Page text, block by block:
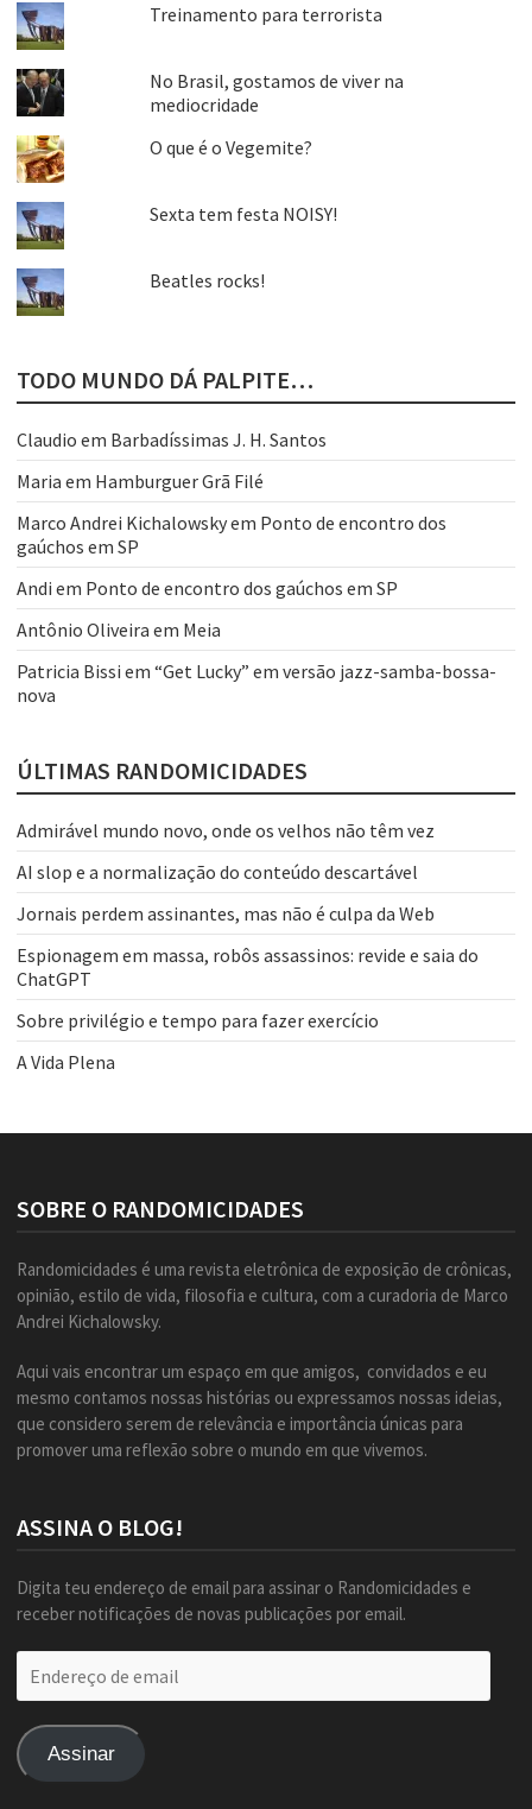
Treinamento para terrorista
No Brasil, gostamos de viver na
mediocridade
O que é o Vegemite?
Sexta tem festa NOISY!
Beatles rocks!
TODO MUNDO DÁ PALPITE…
Claudio em Barbadíssimas J. H. Santos
Maria em Hamburguer Grã Filé
Marco Andrei Kichalowskyem Ponto de encontro dos
gaúchos em SP
Andi em Ponto de encontro dos gaúchos em SP
Antônio Oliveira em Meia
Patricia Bissi em “Get Lucky” em versão jazz-samba-bossa-
nova
ÚLTIMAS RANDOMICIDADES
Admirável mundo novo, onde os velhos não têm vez
AI slop e a normalização do conteúdo descartável
Jornais perdem assinantes, mas não é culpa da Web
Espionagem em massa, robôs assassinos: revide e saia do
ChatGPT
Sobre privilégio e tempo para fazer exercício
A Vida Plena
SOBRE O RANDOMICIDADES
Randomicidades é uma revista eletrônica de exposição de crônicas,
opinião, estilo de vida, filosofia e cultura, com a curadoria de Marco
Andrei Kichalowsky.
Aqui vais encontrar um espaço em que amigos, convidados e eu
mesmo contamos nossas histórias ou expressamos nossas ideias,
que considero serem de relevância e importância únicas para
promover uma reflexão sobre o mundo em que vivemos.
ASSINA O BLOG!
Digita teu endereço de email para assinar o Randomicidades e
receber notificações de novas publicações por email.
de
Assinar